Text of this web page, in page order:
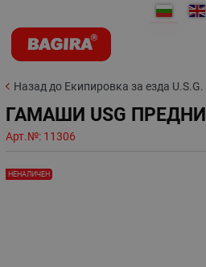
Назад до Екипировка за езда U.S.G.
ГАМАШИ USG ПРЕДНИ
Арт.№: 11306
НЕНАЛИЧЕН